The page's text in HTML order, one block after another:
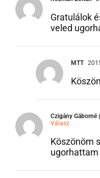
Gratulálok
veled
Czigány Gáborné
Köszönöm